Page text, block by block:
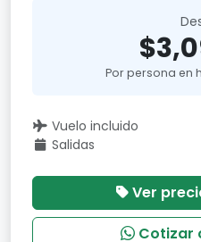
Por persona en
Vuelo incluido
Salidas
Ver
Cotizar